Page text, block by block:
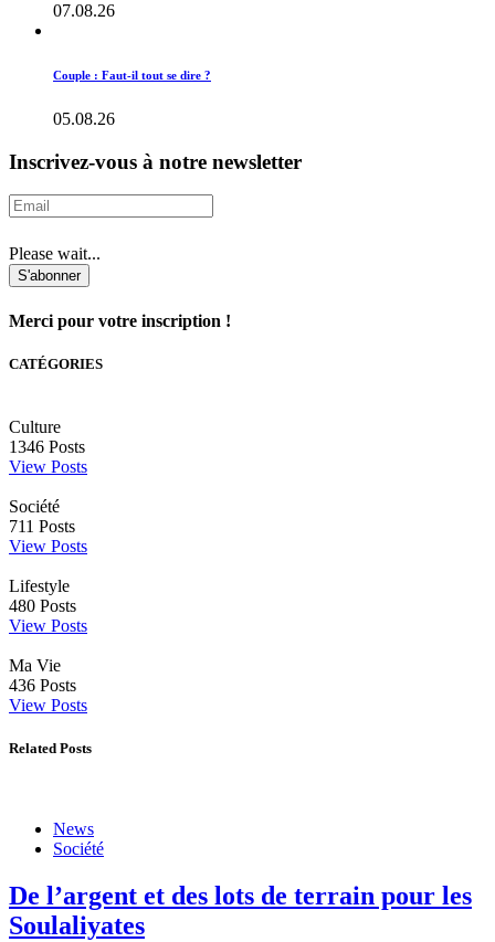
07.08.26
Couple : Faut-il tout se dire ?
05.08.26
Inscrivez-vous à notre newsletter
Please wait...
S'abonner
Merci pour votre inscription !
CATÉGORIES
Culture
1346 Posts
View Posts
Société
711 Posts
View Posts
Lifestyle
480 Posts
View Posts
Ma Vie
436 Posts
View Posts
Related Posts
News
Société
De l’argent et des lots de terrain pour les
Soulaliyates